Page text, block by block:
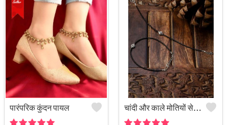
पारंपरिक कुंदन पायल चांदी और काले मोतियों से बनी दो पायल का सेट, जो बुरी नजर से बचाने में मदद करती हैं।